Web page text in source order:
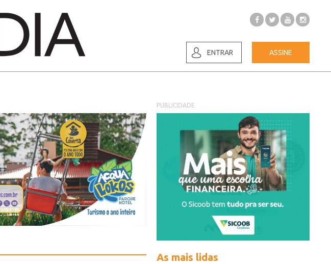
ENTRAR ASSINE
PUBLICIDADE
As mais lidas